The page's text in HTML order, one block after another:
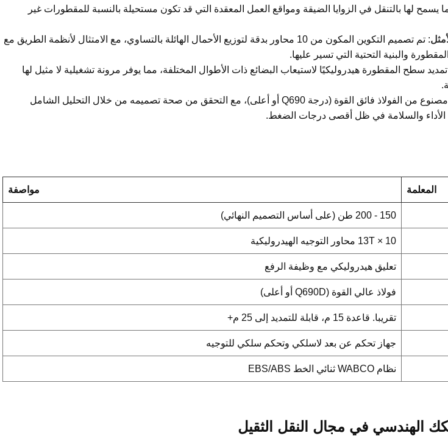
يسمح لها بالتنقل في الزوايا الضيقة ومواقع العمل المعقدة التي قد تكون مستحيلة بالنسبة للمقطورات غير
: تم تصميم التكوين المكون من 10 محاور بدقة لتوزيع الأحمال الهائلة بالتساوي، مع الامتثال لأنظمة الطريق مع
والبنية التحتية التي تسير عليها.
سطح المقطورة هيدروليكيًا لاستيعاب البضائع ذات الأطوال المختلفة، مما يوفر مرونة تشغيلية لا مثيل لها
: الهيكل مصنوع من الفولاذ فائق القوة (درجة Q690 أو أعلى)، مع التحقق من صحة تصميمه من خلال التحليل الشامل
المعلمة مواصفة
150 - 200 طن (على أساس التصميم النهائي)
10 × 13T محاور التوجيه الهيدروليكية
تعليق هيدروليكي مع وظيفة الرفع
فولاذ عالي القوة (Q690D أو أعلى)
تقريبا. قاعدة 15 م، قابلة للتمديد إلى 25 م+
جهاز تحكم عن بعد لاسلكي وتحكم سلكي للتوجيه
نظام WABCO ثنائي الخط EBS/ABS